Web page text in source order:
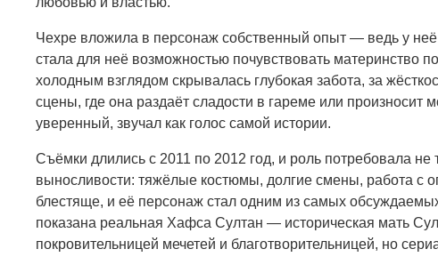
Чехре вложила в персонаж собственный опыт — ведь у неё
стала для неё возможностью почувствовать материнство
холодным взглядом скрывалась глубокая забота, за
сцены, где она раздаёт сладости в гареме или произносит
уверенный, звучал как голос самой истории.
Съёмки длились с 2011 по 2012 год, и роль потребовала не
выносливости: тяжёлые костюмы, долгие смены, работа с
блестяще, и её персонаж стал одним из самых
показана реальная Хафса Султан — историческая мать
покровительницей мечетей и благотворительницей, но